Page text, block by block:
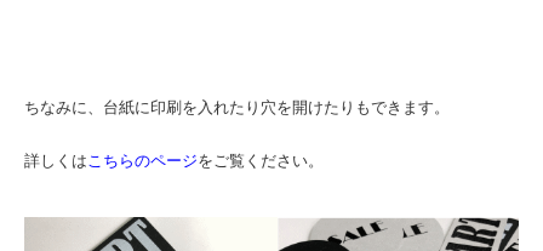
ちなみに、台紙に印刷を入れたり穴を開けたりもできます。
詳しくは こちらのページをご覧ください。